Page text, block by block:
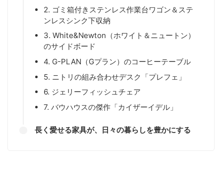
2. ゴミ箱付きステンレス作業台ワゴン＆ステ
ンレスシンク下収納
3. White&Newton（ホワイト＆ニュートン）
のサイドボード
4. G-PLAN（Gプラン）のコーヒーテーブル
5. ニトリの組み合わせデスク「プレフェ」
6. ジェリーフィッシュチェア
7. バウハウスの傑作「カイザーイデル」
長く愛せる家具が、日々の暮らしを豊かにする